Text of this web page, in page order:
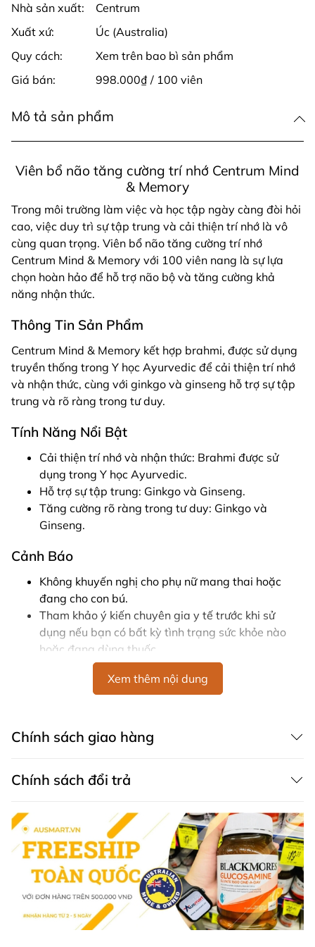
Nhà sản xuất:
Centrum
Xuất xứ:
Úc (Australia)
Quy cách:
Xem trên bao bì sản phẩm
Giá bán:
998.000₫ / 100 viên
Mô tả sản phẩm
Viên bổ não tăng cường trí nhớ Centrum Mind
& Memory
Trong môi trường làm việc và học tập ngày càng đòi hỏi
cao, việc duy trì sự tập trung và cải thiện trí nhớ là vô
cùng quan trọng. Viên bổ não tăng cường trí nhớ
Centrum Mind & Memory với 100 viên nang là sự lựa
chọn hoàn hảo để hỗ trợ não bộ và tăng cường khả
năng nhận thức.
Thông Tin Sản Phẩm
Centrum Mind & Memory kết hợp brahmi, được sử dụng
truyền thống trong Y học Ayurvedic để cải thiện trí nhớ
và nhận thức, cùng với ginkgo và ginseng hỗ trợ sự tập
trung và rõ ràng trong tư duy.
Tính Năng Nổi Bật
Cải thiện trí nhớ và nhận thức: Brahmi được sử
dụng trong Y học Ayurvedic.
Hỗ trợ sự tập trung: Ginkgo và Ginseng.
Tăng cường rõ ràng trong tư duy: Ginkgo và
Ginseng.
Cảnh Báo
Không khuyến nghị cho phụ nữ mang thai hoặc
đang cho con bú.
Tham khảo ý kiến chuyên gia y tế trước khi sử
dụng nếu bạn có bất kỳ tình trạng sức khỏe nào
hoặc đang dùng thuốc.
Thực phẩm bổ sung không thay thế cho chế độ ăn
uống cân đối.
Bacopa monnieri (brahmi), Ginkgo biloba, Panax
Hướng Dẫn Sử Dụng
Chỉ dành cho người lớn: Uống 1 viên hai lần mỗi
ngày cùng bữa ăn, hoặc theo hướng dẫn của
chuyên gia y tế. Không vượt quá liều lượng khuyến
nghị hàng ngày.
Hướng Dẫn Bảo Quản
Bảo quản dưới 25°C.
Xem thêm nội dung
Chính sách giao hàng
Chính sách đổi trả